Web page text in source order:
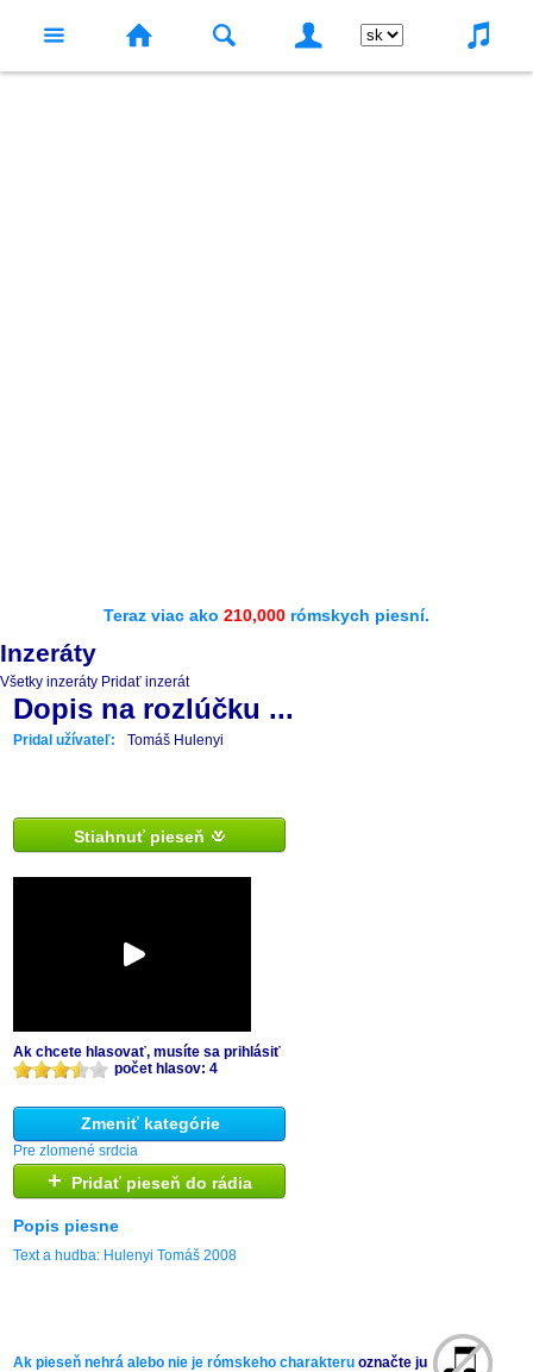
Teraz viac ako 210,000 rómskych piesní.
Inzeráty
Všetky inzeráty Pridať inzerát
Dopis na rozlúčku ...
Pridal užívateľ: Tomáš Hulenyi
Stiahnuť pieseň
Ak chcete hlasovať, musíte sa prihlásiť
počet hlasov: 4
Zmeniť kategórie
Pre zlomené srdcia
+ Pridať pieseň do rádia
Popis piesne
Text a hudba: Hulenyi Tomáš 2008
Ak pieseň nehrá alebo nie je rómskeho charakteru označte ju